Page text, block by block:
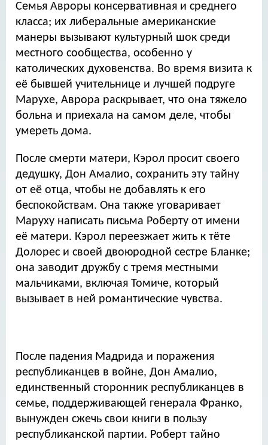
Семья Авроры консервативная и среднего
класса; их либеральные американские
манеры вызывают культурный шок среди
местного сообщества, особенно у
католических духовенства. Во время визита к
её бывшей учительнице и лучшей подруге
Марухе, Аврора раскрывает, что она тяжело
больна и приехала на самом деле, чтобы
умереть дома.
После смерти матери, Кэрол просит своего
дедушку, Дон Амалио, сохранить эту тайну
от её отца, чтобы не добавлять к его
беспокойствам. Она также уговаривает
Маруху написать письма Роберту от имени
её матери. Кэрол переезжает жить к тёте
Долорес и своей двоюродной сестре Бланке;
она заводит дружбу с тремя местными
мальчиками, включая Томиче, который
вызывает в ней романтические чувства.
После падения Мадрида и поражения
республиканцев в войне, Дон Амалио,
единственный сторонник республиканцев в
семье, поддерживающей генерала Франко,
вынужден сжечь свои книги в пользу
республиканской партии. Роберт тайно